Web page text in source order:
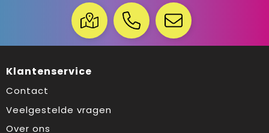
Klantenservice
Contact
Veelgestelde vragen
Over ons